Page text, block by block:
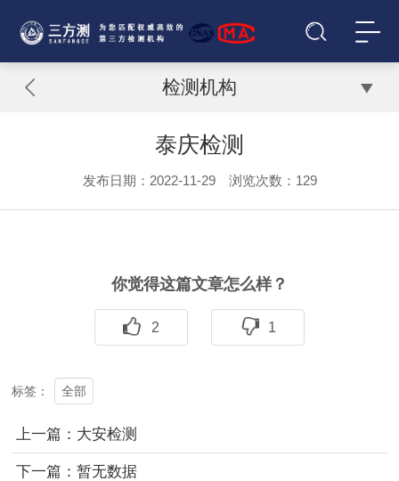
检测机构
泰庆检测
发布日期：2022-11-29 浏览次数： 129
你觉得这篇文章怎么样？
2 1
标签： 全部
上一篇：大安检测
下一篇：暂无数据